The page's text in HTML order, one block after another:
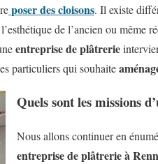
poser des cloisons. Il existe
de l’ancien ou même
entreprise de plâtrerie
particuliers qui souhaite
Quels sont les missions
Nous allons continuer en
entreprise de plâtrerie à